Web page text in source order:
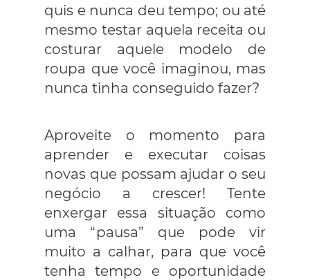
quis e nunca deu tempo; ou até
mesmo testar aquela receita ou
costurar aquele modelo de
roupa que você imaginou, mas
nunca tinha conseguido fazer?
Aproveite o momento para
aprender e executar coisas
novas que possam ajudar o seu
negócio a crescer! Tente
enxergar essa situação como
uma “pausa” que pode vir
muito a calhar, para que você
tenha tempo e oportunidade